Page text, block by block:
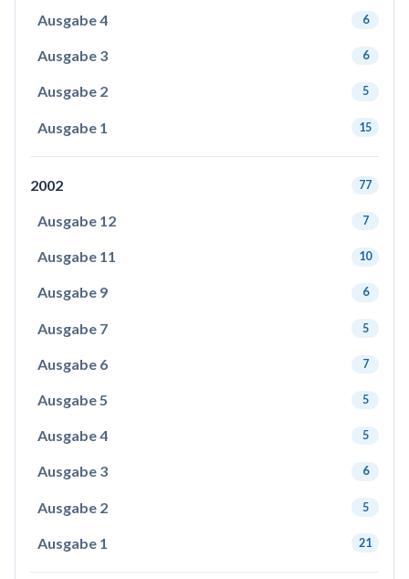
Ausgabe 4 6
Ausgabe 3 6
Ausgabe 2 5
Ausgabe 1 15
2002 77
Ausgabe 12 7
Ausgabe 11 10
Ausgabe 9 6
Ausgabe 7 5
Ausgabe 6 7
Ausgabe 5 5
Ausgabe 4 5
Ausgabe 3 6
Ausgabe 2 5
Ausgabe 1 21